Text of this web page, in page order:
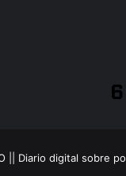
|| Diario digital sobre